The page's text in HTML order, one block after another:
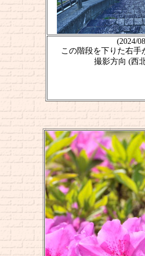
(2024/
この階段を下りた右手
撮影方向 (西